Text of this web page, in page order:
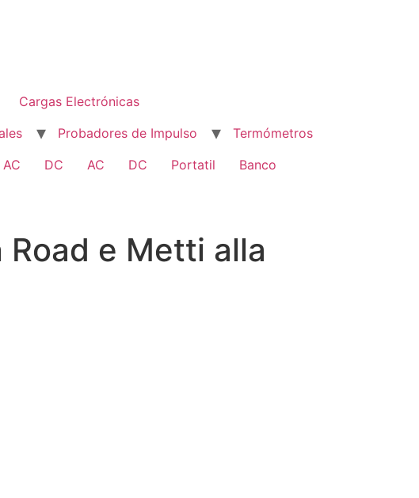
Cargas Electrónicas
Probadores de Impulso
Termómetros
AC DC AC DC Portatil
Banco
e Metti alla